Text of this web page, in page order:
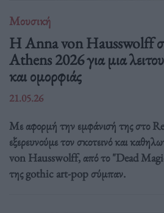
Μουσική
Η Anna von Hausswolff
Athens 2026 για μια
και ομορφιάς
21.05.26
Με αφορμή την εμφάνισή της στο
εξερευνούμε τον σκοτεινό και
von Hausswolff, από το "Dead
της gothic art-pop σύμπαν.